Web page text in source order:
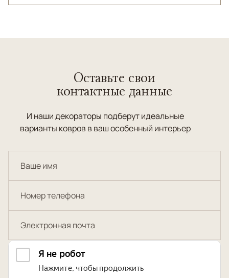
Оставьте свои
контактные данные
И наши декораторы подберут идеальные
варианты ковров в ваш особенный интерьер